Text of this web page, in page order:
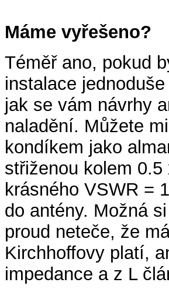
Máme vyřešeno?
Téměř ano, pokud
instalace
jak se vám návrhy
naladění. Můžete
kondíkem jako
střiženou kolem
krásného VSWR =
do antény. Možná
proud neteče, že
Kirchhoffovy platí,
impedance a z L